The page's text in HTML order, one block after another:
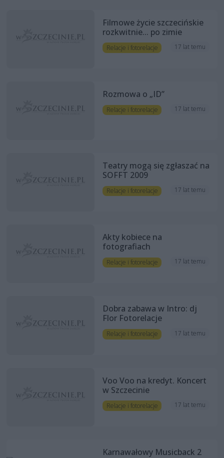
Filmowe życie szczecińskie
rozkwitnie... po zimie
Relacje i fotorelacje 17 lat temu
Rozmowa o „ID”
Relacje i fotorelacje 17 lat temu
Teatry mogą się zgłaszać na
SOFFT 2009
Relacje i fotorelacje 17 lat temu
Akty kobiece na
fotografiach
Relacje i fotorelacje 17 lat temu
Dobra zabawa w Intro: dj
Flor Fotorelacje
Relacje i fotorelacje 17 lat temu
Voo Voo na kredyt. Koncert
w Szczecinie
Relacje i fotorelacje 17 lat temu
Karnawałowy Musicback 2